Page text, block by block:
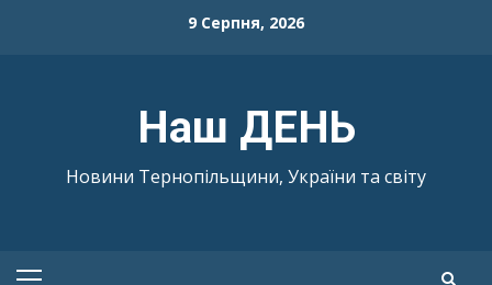
9 Серпня, 2026
Наш ДЕНЬ
Новини Тернопільщини, України та світу